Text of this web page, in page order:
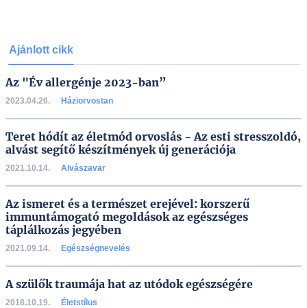
Ajánlott cikk
Az "Év allergénje 2023-ban”
2023.04.26. Háziorvostan
Teret hódít az életmód orvoslás - Az esti stresszoldó,
alvást segítő készítmények új generációja
2021.10.14. Alvászavar
Az ismeret és a természet erejével: korszerű
immuntámogató megoldások az egészséges
táplálkozás jegyében
2021.09.14. Egészségnevelés
A szülők traumája hat az utódok egészségére
2018.10.19. Életstílus